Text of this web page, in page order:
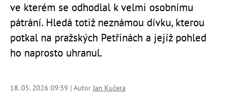
ve kterém se odhodlal k velmi osobnímu
pátrání. Hledá totiž neznámou dívku, kterou
potkal na pražských Petřinách a jejíž pohled
ho naprosto uhranul.
18. 05. 2026 09:39 | AutorJan Kučera